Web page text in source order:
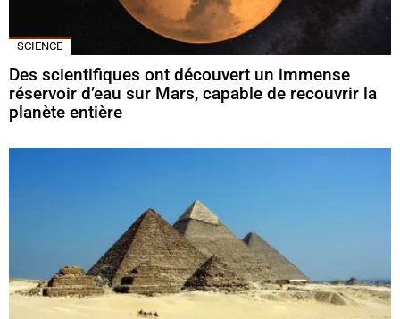
SCIENCE
Des scientifiques ont découvert un immense
réservoir d’eau sur Mars, capable de recouvrir la
planète entière